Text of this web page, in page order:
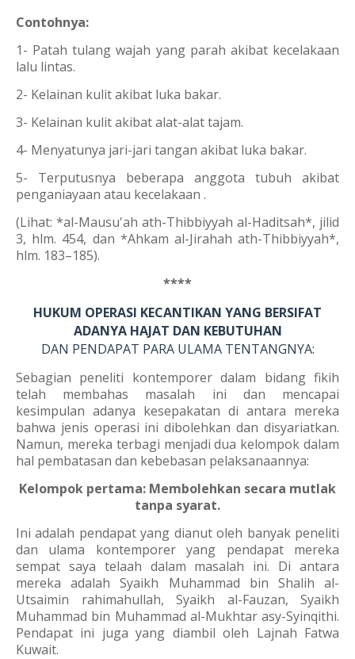
Contohnya:
1- Patah tulang wajah yang parah akibat kecelakaan
lalu lintas.
2- Kelainan kulit akibat luka bakar.
3- Kelainan kulit akibat alat-alat tajam.
4- Menyatunya jari-jari tangan akibat luka bakar.
5- Terputusnya beberapa anggota tubuh akibat
penganiayaan atau kecelakaan .
(Lihat: *al-Mausu'ah ath-Thibbiyyah al-Haditsah*, jilid
3, hlm. 454, dan *Ahkam al-Jirahah ath-Thibbiyyah*,
hlm. 183–185).
****
HUKUM OPERASI KECANTIKAN YANG BERSIFAT
ADANYA HAJAT DAN KEBUTUHAN
DAN PENDAPAT PARA ULAMA TENTANGNYA:
Sebagian peneliti kontemporer dalam bidang fikih
telah membahas masalah ini dan mencapai
kesimpulan adanya kesepakatan di antara mereka
bahwa jenis operasi ini dibolehkan dan disyariatkan.
Namun, mereka terbagi menjadi dua kelompok dalam
hal pembatasan dan kebebasan pelaksanaannya:
Kelompok pertama: Membolehkan secara mutlak
tanpa syarat.
Ini adalah pendapat yang dianut oleh banyak peneliti
dan ulama kontemporer yang pendapat mereka
sempat saya telaah dalam masalah ini. Di antara
mereka adalah Syaikh Muhammad bin Shalih al-
Utsaimin rahimahullah, Syaikh al-Fauzan, Syaikh
Muhammad bin Muhammad al-Mukhtar asy-Syinqithi.
Pendapat ini juga yang diambil oleh Lajnah Fatwa
Kuwait.